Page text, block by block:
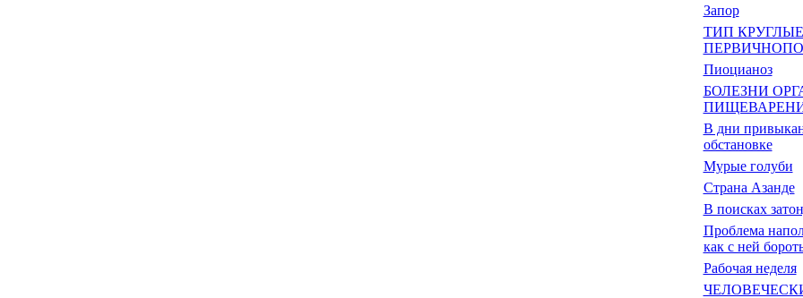
Запор
ТИП
Пиоцианоз
БОЛЕЗНИ
В дни
обстановке
Мурые голуби
Страна Азанде
В поисках
Проблема
как с ней
Рабочая неделя